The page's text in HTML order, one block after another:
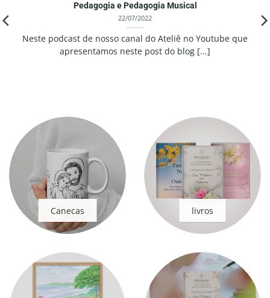
Pedagogia e Pedagogia Musical
22/07/2022
Neste podcast de nosso canal do Ateliê no Youtube que
apresentamos neste post do blog [...]
Canecas livros